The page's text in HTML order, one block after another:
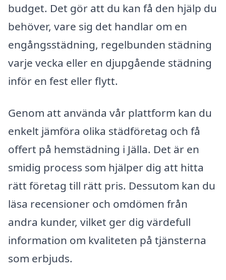
budget. Det gör att du kan få den hjälp du
behöver, vare sig det handlar om en
engångsstädning, regelbunden städning
varje vecka eller en djupgående städning
inför en fest eller flytt.
Genom att använda vår plattform kan du
enkelt jämföra olika städföretag och få
offert på hemstädning i Jälla. Det är en
smidig process som hjälper dig att hitta
rätt företag till rätt pris. Dessutom kan du
läsa recensioner och omdömen från
andra kunder, vilket ger dig värdefull
information om kvaliteten på tjänsterna
som erbjuds.